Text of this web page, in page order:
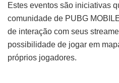
Estes eventos são iniciativas
comunidade de PUBG
de interação com seus
possibilidade de jogar em
próprios jogadores.